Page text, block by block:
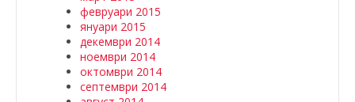
февруари 2015
януари 2015
декември 2014
ноември 2014
октомври 2014
септември 2014